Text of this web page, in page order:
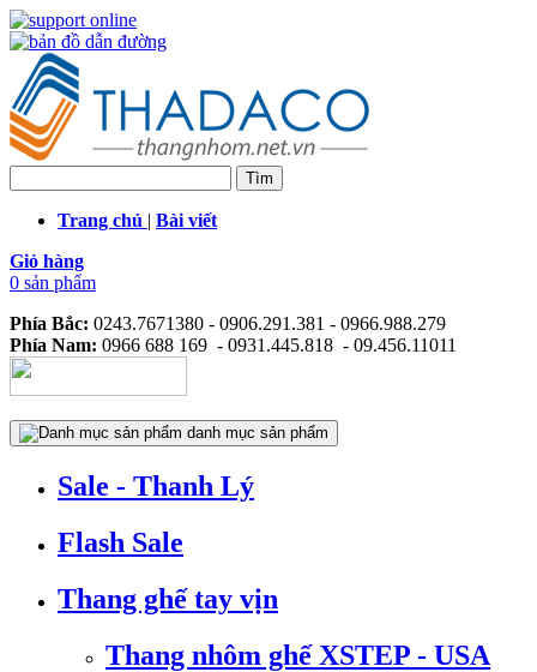
Trang chủ | Bài viết
Giỏ hàng
0 sản phẩm
Phía Bắc: 0243.7671380 - 0906.291.381 - 0966.988.279
Phía Nam: 0966 688 169 - 0931.445.818 - 09.456.11011
danh mục sản phẩm
Sale - Thanh Lý
Flash Sale
Thang ghế tay vịn
Thang nhôm ghế XSTEP - USA